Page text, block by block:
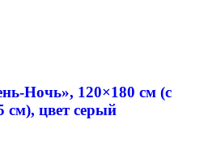
Ночь», 120×180 см (с
см), цвет серый